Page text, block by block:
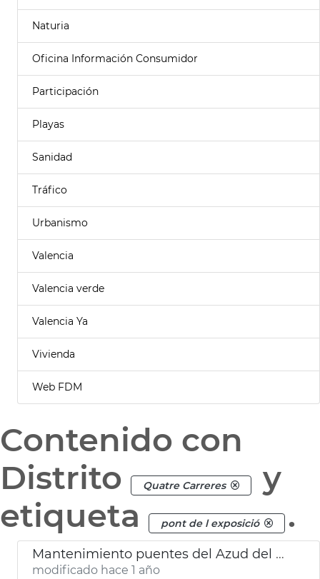
Naturia
Oficina Información Consumidor
Participación
Playas
Sanidad
Tráfico
Urbanismo
Valencia
Valencia verde
Valencia Ya
Vivienda
Web FDM
Contenido con
Distrito
Quatre Carreres
y
etiqueta
pont de l exposició .
Mantenimiento puentes del Azud del Oro y de la Exposición València
modificado hace 1 año